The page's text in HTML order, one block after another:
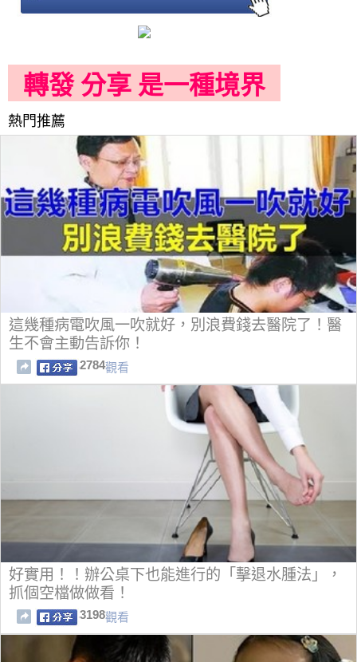
轉發 分享 是一種境界
熱門推薦
這幾種病電吹風一吹就好，別浪費錢去醫院了！醫
生不會主動告訴你！
2784觀看
好實用！！辦公桌下也能進行的「擊退水腫法」，
抓個空檔做做看！
3198觀看